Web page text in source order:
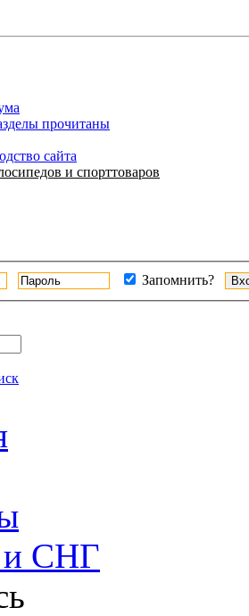
прочитаны
сайта
и спорттоваров
Запомнить?
и СНГ